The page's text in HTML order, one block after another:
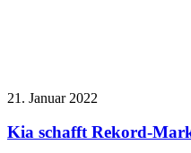
21. Januar 2022
Kia schafft Rekord-